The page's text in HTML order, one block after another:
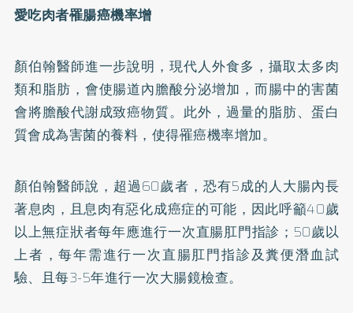
愛吃肉者罹腸癌機率增
顏伯翰醫師進一步說明，現代人外食多，攝取太多肉
類和脂肪，會使腸道內膽酸分泌增加，而腸中的害菌
會將膽酸代謝成致癌物質。此外，過量的脂肪、蛋白
質會成為害菌的養料，使得罹癌機率增加。
顏伯翰醫師說，超過60歲者，恐有5成的人大腸內長
著息肉，且息肉有惡化成癌症的可能，因此呼籲40歲
以上無症狀者每年應進行一次直腸肛門指診；50歲以
上者，每年需進行一次直腸肛門指診及糞便潛血試
驗、且每3-5年進行一次大腸鏡檢查。